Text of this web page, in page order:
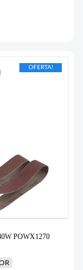
OFERTA!
POWX1270